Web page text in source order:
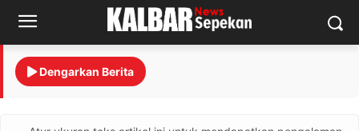
Dengarkan Berita